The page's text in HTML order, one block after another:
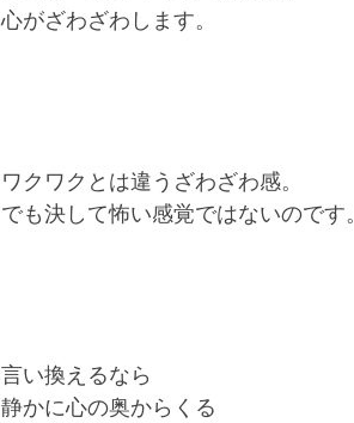
心がざわざわします。
ワクワクとは違うざわざわ感。
でも決して怖い感覚ではないのです。
言い換えるなら
静かに心の奥からくる